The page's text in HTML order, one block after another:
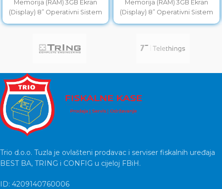
Memorija (RAM) 3GB Ekran
(Display) 8” Operativni Sistem
Android 11 Pohrana
Memorija (RAM) 3GB Ekran
(Display) 8” Operativni Sistem
Android 11 Pohrana
Trio d.o.o. Tuzla je ovlašteni prodavac i serviser fiskalnih uređaja
BEST BA, TRING i CONFIG u cijeloj FBiH.
ID: 4209140760006